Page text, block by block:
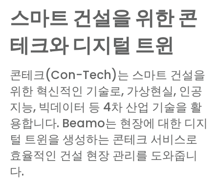
스마트 건설을 위한 콘
테크와 디지털 트윈
콘테크(Con-Tech)는 스마트 건설을
위한 혁신적인 기술로, 가상현실, 인공
지능, 빅데이터 등 4차 산업 기술을 활
용합니다. Beamo는 현장에 대한 디지
털 트윈을 생성하는 콘테크 서비스로
효율적인 건설 현장 관리를 도와줍니
다.